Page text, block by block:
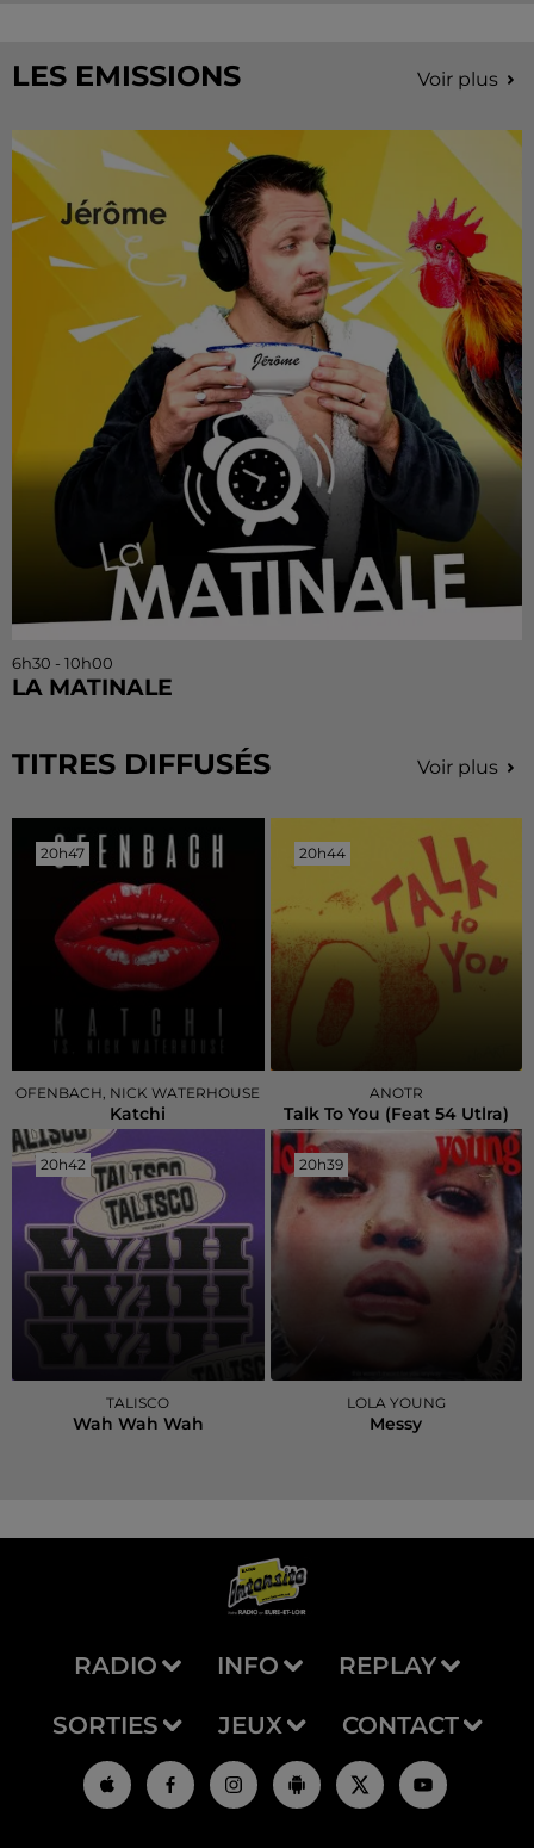
LES EMISSIONS Voir plus
6h30 - 10h00
LA MATINALE
TITRES DIFFUSÉS Voir plus
20h47
20h47
OFENBACH, NICK WATERHOUSE
Katchi
20h44
20h44
ANOTR
Talk To You (feat 54 Utlra)
20h42
20h42
TALISCO
Wah Wah Wah
20h39
20h39
LOLA YOUNG
Messy
RADIO INFO REPLAY
SORTIES JEUX CONTACT